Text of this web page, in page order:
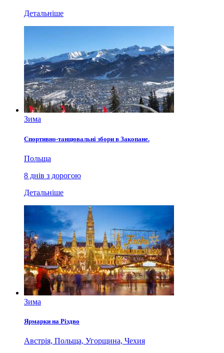
Детальніше
Зима
Спортивно-танцювальні збори в Закопане.
Польща
8 днів з дорогою
Детальніше
Зима
Ярмарки на Різдво
Австрія, Польща, Угорщина, Чехия